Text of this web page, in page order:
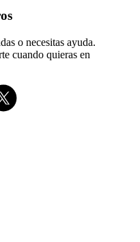
o necesitas ayuda.
cuando quieras en